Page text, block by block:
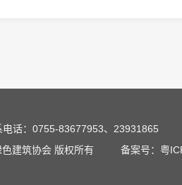
电话：0755-83677953、23931865
建筑协会 版权所有
备案号：粤